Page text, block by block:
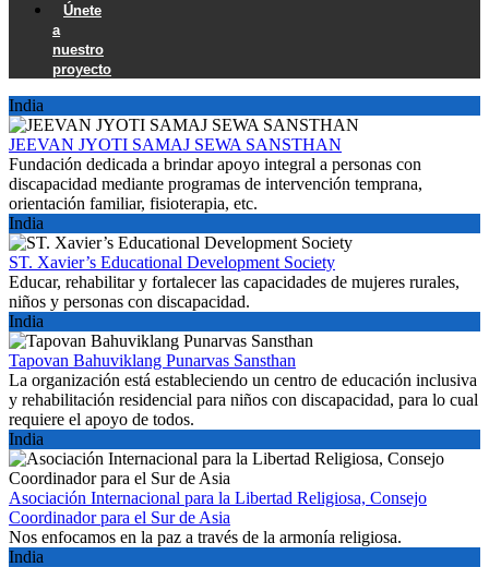
Únete
a
nuestro
proyecto
India
JEEVAN JYOTI SAMAJ SEWA SANSTHAN
Fundación dedicada a brindar apoyo integral a personas con
discapacidad mediante programas de intervención temprana,
orientación familiar, fisioterapia, etc.
India
ST. Xavier’s Educational Development Society
Educar, rehabilitar y fortalecer las capacidades de mujeres rurales,
niños y personas con discapacidad.
India
Tapovan Bahuviklang Punarvas Sansthan
La organización está estableciendo un centro de educación inclusiva
y rehabilitación residencial para niños con discapacidad, para lo cual
requiere el apoyo de todos.
India
Asociación Internacional para la Libertad Religiosa, Consejo
Coordinador para el Sur de Asia
Nos enfocamos en la paz a través de la armonía religiosa.
India